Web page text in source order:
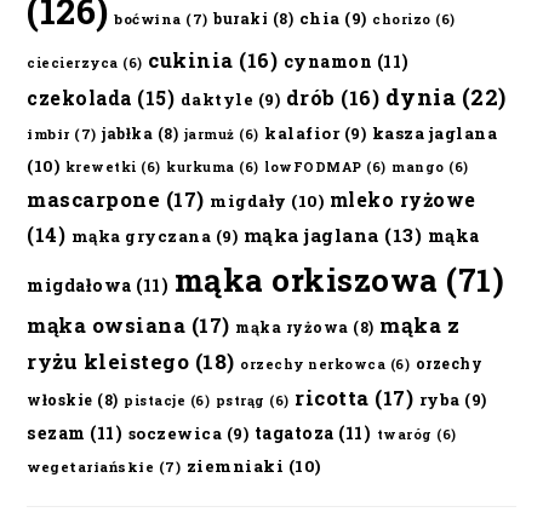
(126) boćwina (7) buraki (8) chia (9) chorizo (6)
ciecierzyca (6) cukinia (16) cynamon (11)
czekolada (15) daktyle (9) drób (16) dynia (22)
imbir (7) jabłka (8) jarmuż (6) kalafior(9) kasza jaglana
(10) krewetki (6) kurkuma (6) lowFODMAP (6) mango (6)
mascarpone (17) migdały (10) mleko ryżowe
(14) mąka gryczana (9) mąka jaglana (13) mąka
migdałowa (11) mąka orkiszowa (71)
mąka owsiana (17) mąka ryżowa (8) mąka z
ryżu kleistego (18) orzechy nerkowca (6) orzechy
włoskie (8) pistacje (6) pstrąg (6) ricotta (17) ryba (9)
sezam (11) soczewica (9) tagatoza (11) twaróg (6)
wegetariańskie (7) ziemniaki (10)